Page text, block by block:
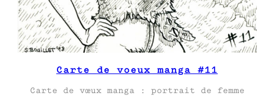
Carte de voeux manga #11
Carte de vœux manga : portrait de femme